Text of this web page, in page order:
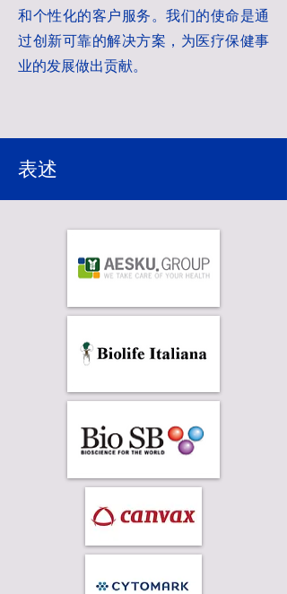
和个性化的客户服务。我们的使命是通
过创新可靠的解决方案，为医疗保健事
业的发展做出贡献。
表述